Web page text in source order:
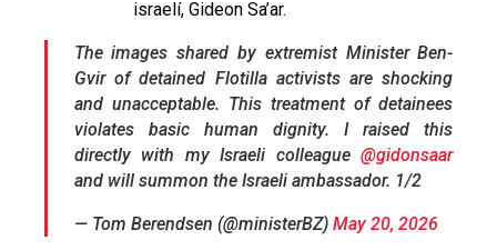
israelí, Gideon Sa’ar.
The images shared by extremist Minister Ben-
Gvir of detained Flotilla activists are shocking
and unacceptable. This treatment of detainees
violates basic human dignity. I raised this
directly with my Israeli colleague@gidonsaar
and will summon the Israeli ambassador. 1/2
— Tom Berendsen (@ministerBZ) May 20, 2026